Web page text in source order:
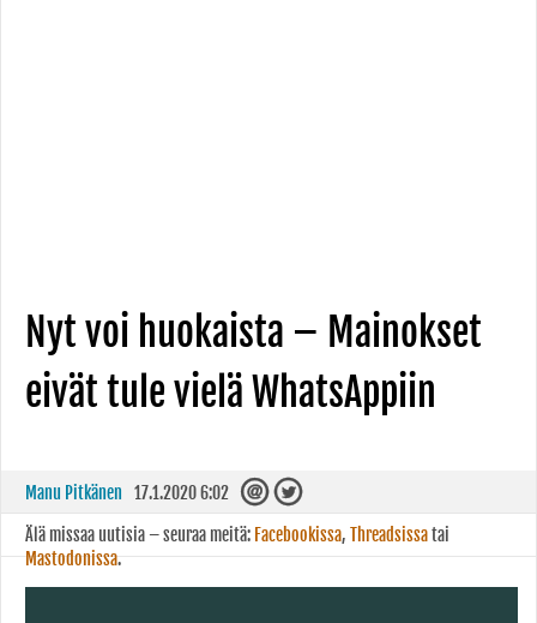
Nyt voi huokaista – Mainokset
eivät tule vielä WhatsAppiin
Manu Pitkänen 17.1.2020 6:02
Älä missaa uutisia – seuraa meitä: Facebookissa, Threadsissatai
Mastodonissa.